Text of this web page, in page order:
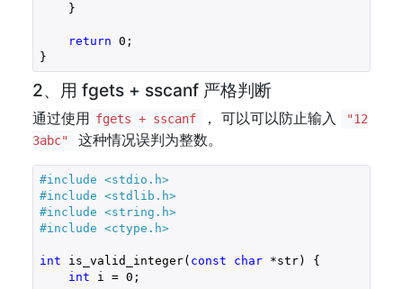
    }
return 0 ;
2、用 fgets + sscanf 严格判断
通过使用 fgets + sscanf ， 可以可以防止输入
"12
3abc"
这种情况误判为整数。
#include <stdio.h>
#include <stdlib.h>
#include <string.h>
#include <ctype.h>
int is_valid_integer( const char *str) {
int i = 0 ;